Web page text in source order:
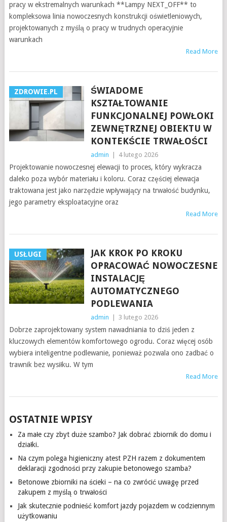
pracy w ekstremalnych warunkach **Lampy NEXT_OFF** to
kompleksowa linia nowoczesnych konstrukcji oświetleniowych,
projektowanych z myślą o pracy w trudnych operacyjnie
warunkach
Read More
ZDROWIE.PL
ŚWIADOME
KSZTAŁTOWANIE
FUNKCJONALNEJ POWŁOKI
ZEWNĘTRZNEJ OBIEKTU W
KONTEKŚCIE TRWAŁOŚCI
admin 4 lutego 2026
Projektowanie nowoczesnej elewacji to proces, który wykracza
daleko poza wybór materiału i koloru. Coraz częściej elewacja
traktowana jest jako narzędzie wpływający na trwałość budynku,
jego parametry eksploatacyjne oraz
Read More
USŁUGI
JAK KROK PO KROKU
OPRACOWAĆ NOWOCZESNE
INSTALACJĘ
AUTOMATYCZNEGO
PODLEWANIA
admin 3 lutego 2026
Dobrze zaprojektowany system nawadniania to dziś jeden z
kluczowych elementów komfortowego ogrodu. Coraz więcej osób
wybiera inteligentne podlewanie, ponieważ pozwala ono zadbać o
trawnik bez wysiłku. W tym
Read More
OSTATNIE WPISY
Za małe czy zbyt duże szambo? Jak dobrać zbiornik do domu i
działki.
Na czym polega higieniczny atest PZH razem z dokumentem
deklaracji zgodności przy zakupie betonowego szamba?
Betonowe zbiorniki na ścieki – na co zwrócić uwagę przed
zakupem z myślą o trwałości
Jak skutecznie podnieść komfort jazdy pojazdem w codziennym
użytkowaniu